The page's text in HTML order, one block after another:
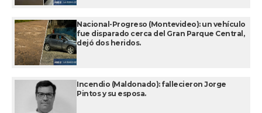
Nacional-Progreso (Montevideo): un vehículo
fue disparado cerca del Gran Parque Central,
dejó dos heridos.
Incendio (Maldonado): fallecieron Jorge
Pintos y su esposa.